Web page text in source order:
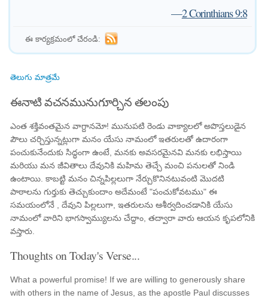
—2 Corinthians 9:8
ఈ కార్యక్రమంలో చేరండి:
తెలుగు మాత్రమే
ఈనాటి వచనమునుగూర్చిన తలంపు
ఎంత శక్తివంతమైన వాగ్దానమో! మునుపటి రెండు వాక్యాలలో అపొస్తలుడైన
పౌలు చర్చిస్తున్నట్లుగా మనం యేసు నామంలో ఇతరులతో ఉదారంగా
పంచుకునేందుకు సిద్ధంగా ఉంటే, మనకు అవసరమైనవి మనకు లభిస్తాయి
మరియు మన జీవితాలు దేవునికి మహిమ తెచ్చే మంచి పనులతో నిండి
ఉంటాయి. కాబట్టి మనం చిన్నపిల్లలుగా నేర్చుకొనినటువంటి మొదటి
పాఠాలను గుర్తుకు తెచ్చుకుందాం అదేమంటే "పంచుకోవటము" ఈ
సమయంలోనే , దేవుని పిల్లలుగా, ఇతరులను ఆశీర్వదించడానికి యేసు
నామంలో వారిని భాగస్వామ్యులను చేద్దాం, తద్వారా వారు ఆయన కృపలోనికి
వస్తారు.
Thoughts on Today's Verse...
What a powerful promise! If we are willing to generously share
with others in the name of Jesus, as the apostle Paul discusses